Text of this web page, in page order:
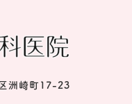
洲崎町17-23